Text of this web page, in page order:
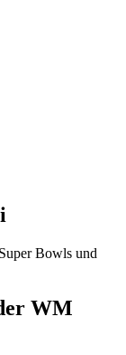
Bowls und
WM